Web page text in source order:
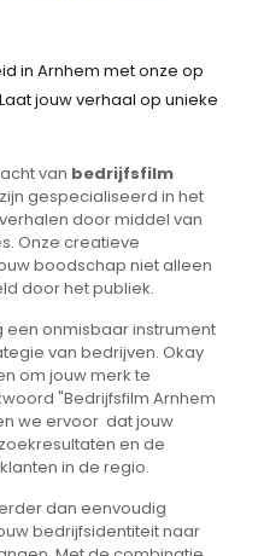
in Arnhem met onze op
jouw verhaal op unieke
van bedrijfsfilm
gespecialiseerd in het
door middel van
Onze creatieve
boodschap niet alleen
door het publiek.
een onmisbaar instrument
van bedrijven. Okay
om jouw merk te
"Bedrijfsfilm Arnhem
we ervoor dat jouw
en de
in de regio.
dan eenvoudig
bedrijfsidentiteit naar